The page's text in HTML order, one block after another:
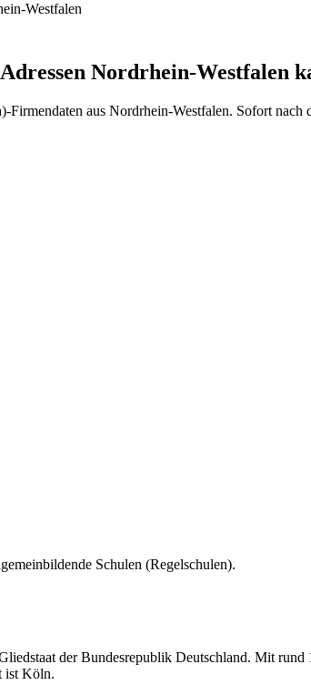
Westfalen
Adressen Nordrhein-Westfalen
-Firmendaten aus Nordrhein-Westfalen. Sofort nach
Schulen (Regelschulen).
der Bundesrepublik Deutschland. Mit
ist Köln.